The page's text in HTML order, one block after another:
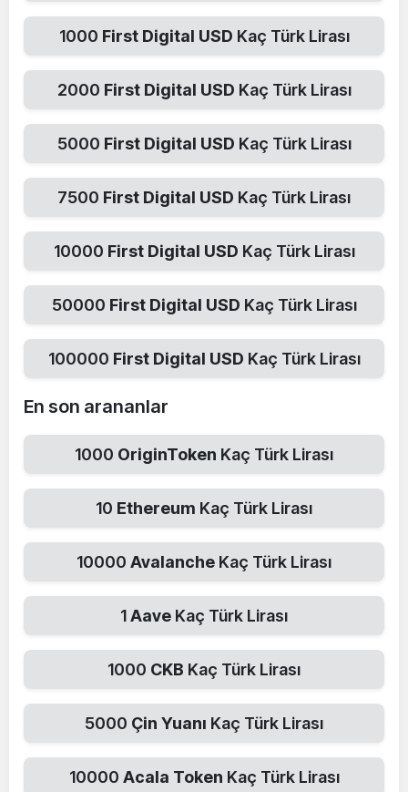
1000 First Digital USD Kaç Türk Lirası
2000 First Digital USD Kaç Türk Lirası
5000 First Digital USD Kaç Türk Lirası
7500 First Digital USD Kaç Türk Lirası
10000 First Digital USD Kaç Türk Lirası
50000 First Digital USD Kaç Türk Lirası
100000 First Digital USD Kaç Türk Lirası
En son arananlar
1000 OriginToken Kaç Türk Lirası
10 Ethereum Kaç Türk Lirası
10000 Avalanche Kaç Türk Lirası
1Aave Kaç Türk Lirası
1000 CKB Kaç Türk Lirası
5000 Çin Yuanı Kaç Türk Lirası
10000 Acala Token Kaç Türk Lirası